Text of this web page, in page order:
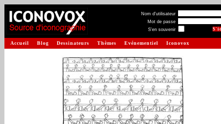
Nom d'utilisateur
Mot de passe
S'en souvenir
Accueil Blog Dessinateurs Thèmes Evénementiel Iconovox